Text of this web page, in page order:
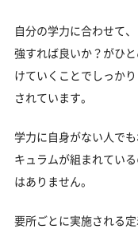
自分の学力に合わせて
強すれば良いか？がひ
けていくことでしっか
されています。
学力に自身がない人で
キュラムが組まれてい
はありません。
要所ごとに実施される